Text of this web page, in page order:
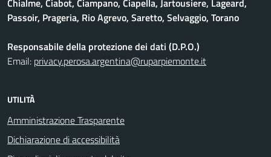
Chialme, Ciabot, Ciampano, Ciapella, Jartousiere, Lageard,
Passoir, Prageria, Rio Agrevo, Saretto, Selvaggio, Torano
Responsabile della protezione dei dati (D.P.O.)
Email: privacy.perosa.argentina@ruparpiemonte.it
UTILITÀ
Amministrazione Trasparente
Dichiarazione di accessibilità